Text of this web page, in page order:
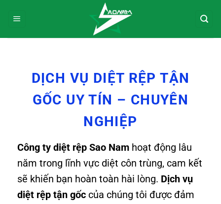
qua
DỊCH VỤ DIỆT RỆP TẬN
GỐC UY TÍN – CHUYÊN
NGHIỆP
Công ty diệt rệp Sao Nam hoạt động lâu
năm trong lĩnh vực diệt côn trùng, cam kết
sẽ khiến bạn hoàn toàn hài lòng. Dịch vụ
diệt rệp tận gốc của chúng tôi được đảm